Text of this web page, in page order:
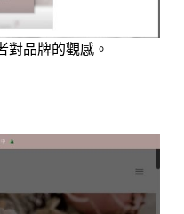
對品牌的觀感。